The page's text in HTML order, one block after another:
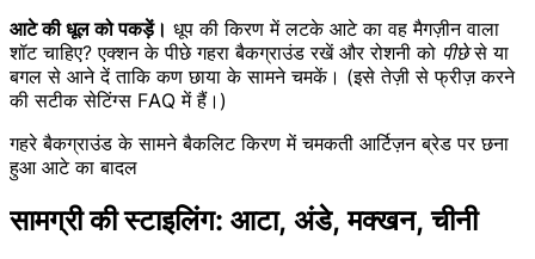
आटे की धूल को पकड़ें। धूप की किरण में लटके आटे का वह मैगज़ीन वाला
शॉट चाहिए? एक्शन के पीछे गहरा बैकग्राउंड रखें और रोशनी को पीछेसे या
बगल से आने दें ताकि कण छाया के सामने चमकें। (इसे तेज़ी से फ्रीज़ करने
की सटीक सेटिंग्स FAQ में हैं।)
गहरे बैकग्राउंड के सामने बैकलिट किरण में चमकती आर्टिज़न ब्रेड पर छना
हुआ आटे का बादल
सामग्री की स्टाइलिंग: आटा, अंडे, मक्खन, चीनी